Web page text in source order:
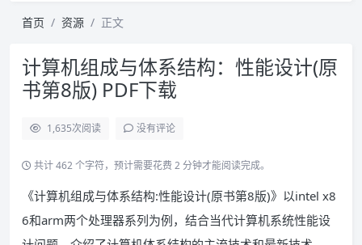
首页 资源 正文
计算机组成与体系结构：性能设计(原
书第8版) PDF下载
1,635次阅读 没有评论
共计 462 个字符，预计需要花费 2 分钟才能阅读完成。
《计算机组成与体系结构:性能设计(原书第8版)》以intel x8
6和arm两个处理器系列为例，结合当代计算机系统性能设